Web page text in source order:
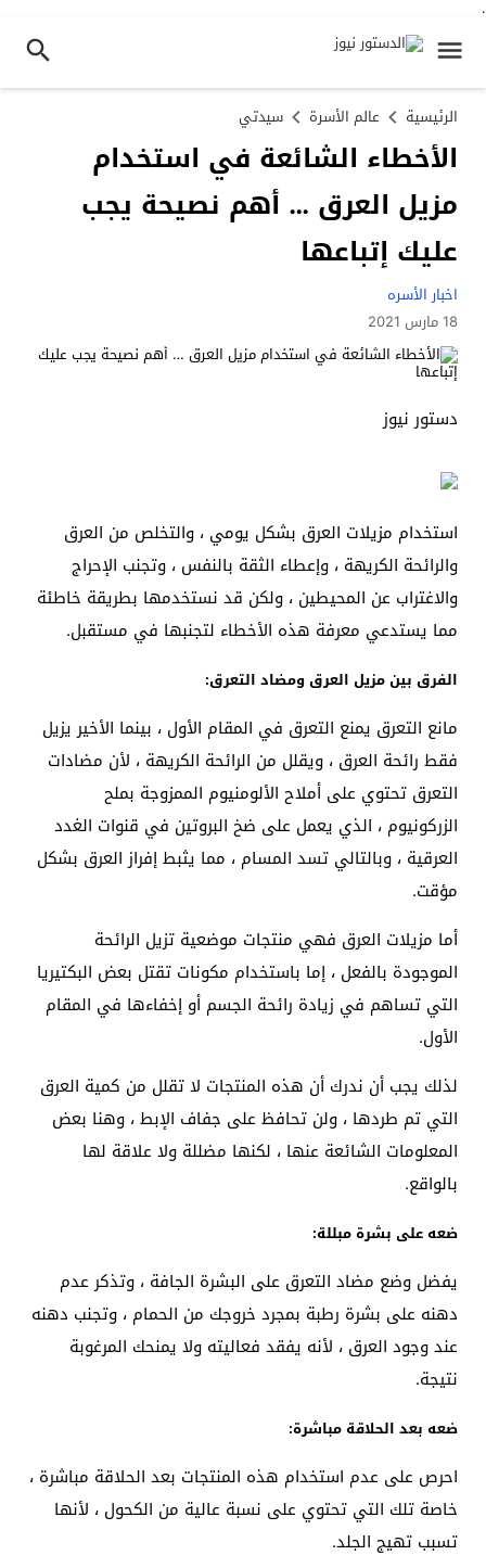
.
الرئيسية عالم الأسرة سيدتي
الأخطاء الشائعة في استخدام
مزيل العرق … أهم نصيحة يجب
عليك إتباعها
اخبار الأسره
18 مارس 2021
دستور نيوز
استخدام مزيلات العرق بشكل يومي ، والتخلص من العرق
والرائحة الكريهة ، وإعطاء الثقة بالنفس ، وتجنب الإحراج
والاغتراب عن المحيطين ، ولكن قد نستخدمها بطريقة خاطئة
مما يستدعي معرفة هذه الأخطاء لتجنبها في مستقبل.
الفرق بين مزيل العرق ومضاد التعرق:
مانع التعرق يمنع التعرق في المقام الأول ، بينما الأخير يزيل
فقط رائحة العرق ، ويقلل من الرائحة الكريهة ، لأن مضادات
التعرق تحتوي على أملاح الألومنيوم الممزوجة بملح
الزركونيوم ، الذي يعمل على ضخ البروتين في قنوات الغدد
العرقية ، وبالتالي تسد المسام ، مما يثبط إفراز العرق بشكل
مؤقت.
أما مزيلات العرق فهي منتجات موضعية تزيل الرائحة
الموجودة بالفعل ، إما باستخدام مكونات تقتل بعض البكتيريا
التي تساهم في زيادة رائحة الجسم أو إخفاءها في المقام
الأول.
لذلك يجب أن ندرك أن هذه المنتجات لا تقلل من كمية العرق
التي تم طردها ، ولن تحافظ على جفاف الإبط ، وهنا بعض
المعلومات الشائعة عنها ، لكنها مضللة ولا علاقة لها
بالواقع.
ضعه على بشرة مبللة:
يفضل وضع مضاد التعرق على البشرة الجافة ، وتذكر عدم
دهنه على بشرة رطبة بمجرد خروجك من الحمام ، وتجنب دهنه
عند وجود العرق ، لأنه يفقد فعاليته ولا يمنحك المرغوبة
نتيجة.
ضعه بعد الحلاقة مباشرة:
احرص على عدم استخدام هذه المنتجات بعد الحلاقة مباشرة ،
خاصة تلك التي تحتوي على نسبة عالية من الكحول ، لأنها
تسبب تهيج الجلد.